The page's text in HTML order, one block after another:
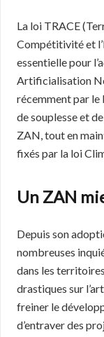
La loi TRACE
Compétitivité et
essentielle pour
Artificialisation
récemment par le
de souplesse et
ZAN, tout en
fixés par la loi
Un ZAN
Depuis son
nombreuses
dans les
drastiques sur
freiner le
d’entraver des